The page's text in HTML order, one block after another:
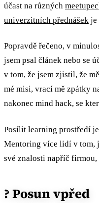
účast na různých
univerzitních přednášek je
Popravdě řečeno, v
jsem psal článek nebo se
v tom, že jsem zjistil, že
mé misi, vrací mě zpátky
nakonec mind hack, se
Posílit learning prostředí
Mentoring více lidí v tom,
své znalosti napříč
? Posun vpřed